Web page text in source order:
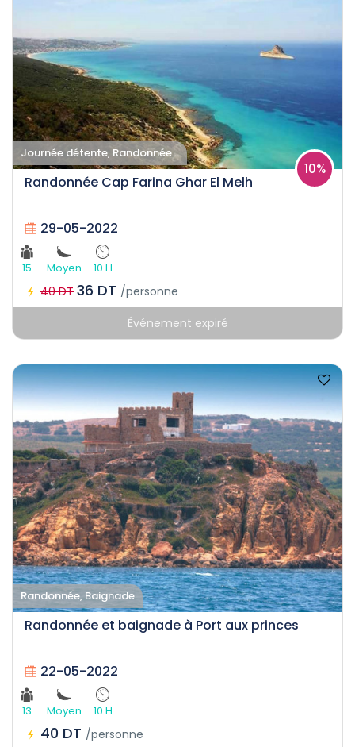
Journée détente, Randonnée ..
Randonnée Cap Farina Ghar El Melh
10%
29-05-2022
15 Moyen 10 H
40 DT 36 DT /personne
Événement expiré
Randonnée, Baignade
Randonnée et baignade à Port aux princes
22-05-2022
13 Moyen 10 H
40 DT /personne